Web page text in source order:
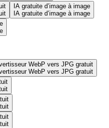
IA gratuite d’image à image
IA gratuite d’image à image
WebP vers JPG gratuit
WebP vers JPG gratuit